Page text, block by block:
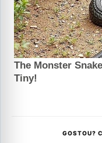
GOSTOU?